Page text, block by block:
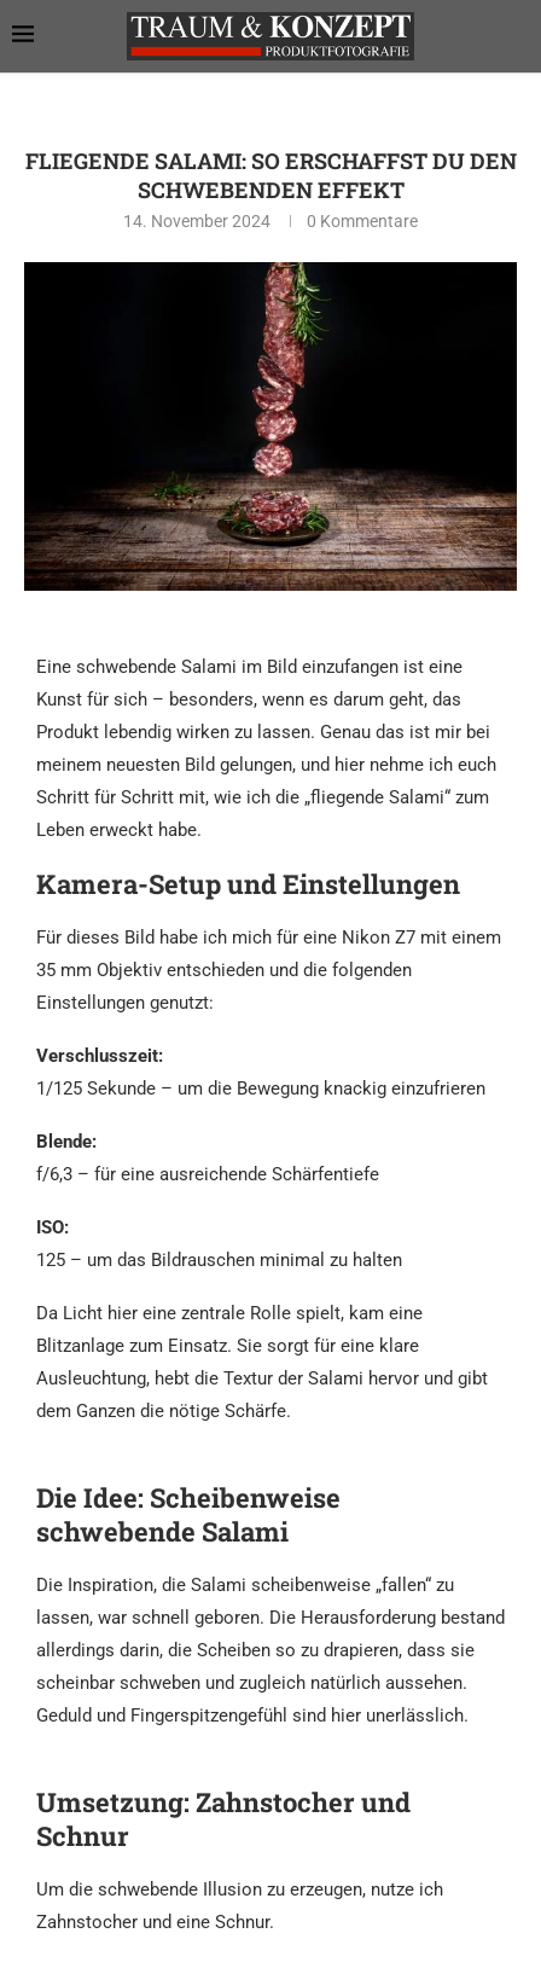
FLIEGENDE SALAMI: SO ERSCHAFFST DU DEN
SCHWEBENDEN EFFEKT
14. November 2024 0 Kommentare
Eine schwebende Salami im Bild einzufangen ist eine
Kunst für sich – besonders, wenn es darum geht, das
Produkt lebendig wirken zu lassen. Genau das ist mir bei
meinem neuesten Bild gelungen, und hier nehme ich euch
Schritt für Schritt mit, wie ich die „fliegende Salami“ zum
Leben erweckt habe.
Kamera-Setup und Einstellungen
Für dieses Bild habe ich mich für eine Nikon Z7 mit einem
35 mm Objektiv entschieden und die folgenden
Einstellungen genutzt:
Verschlusszeit:
1/125 Sekunde – um die Bewegung knackig einzufrieren
Blende:
f/6,3 – für eine ausreichende Schärfentiefe
ISO:
125 – um das Bildrauschen minimal zu halten
Da Licht hier eine zentrale Rolle spielt, kam eine
Blitzanlage zum Einsatz. Sie sorgt für eine klare
Ausleuchtung, hebt die Textur der Salami hervor und gibt
dem Ganzen die nötige Schärfe.
Die Idee: Scheibenweise
schwebende Salami
Die Inspiration, die Salami scheibenweise „fallen“ zu
lassen, war schnell geboren. Die Herausforderung bestand
allerdings darin, die Scheiben so zu drapieren, dass sie
scheinbar schweben und zugleich natürlich aussehen.
Geduld und Fingerspitzengefühl sind hier unerlässlich.
Umsetzung: Zahnstocher und
Schnur
Um die schwebende Illusion zu erzeugen, nutze ich
Zahnstocher und eine Schnur.